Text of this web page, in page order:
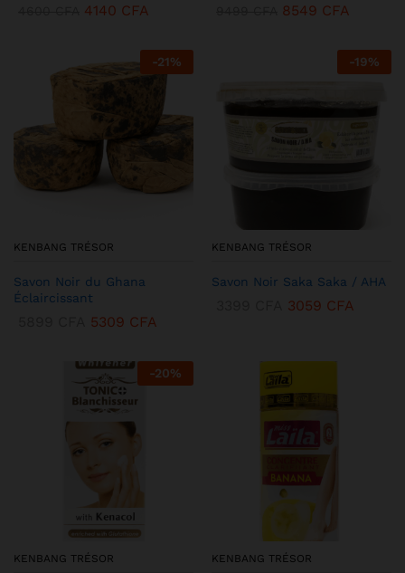
4140 CFA 8549 CFA
-21%
KENBANG TRÉSOR
Savon Noir du Ghana
Éclaircissant
5309 CFA
-19%
KENBANG TRÉSOR
Savon Noir Saka Saka / AHA
3059 CFA
-20%
KENBANG TRÉSOR KENBANG TRÉSOR